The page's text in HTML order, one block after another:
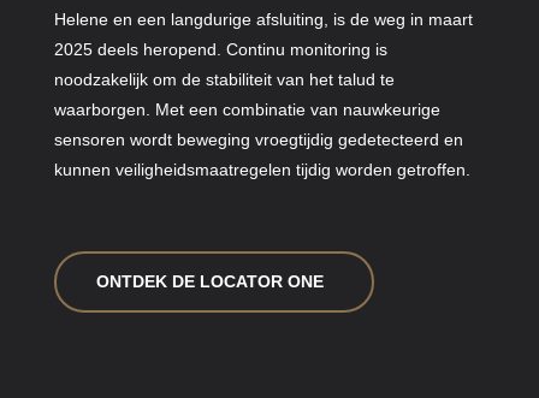
Helene en een langdurige afsluiting, is de weg in maart
2025 deels heropend. Continu monitoring is
noodzakelijk om de stabiliteit van het talud te
waarborgen. Met een combinatie van nauwkeurige
sensoren wordt beweging vroegtijdig gedetecteerd en
kunnen veiligheidsmaatregelen tijdig worden getroffen.
ONTDEK DE LOCATOR ONE